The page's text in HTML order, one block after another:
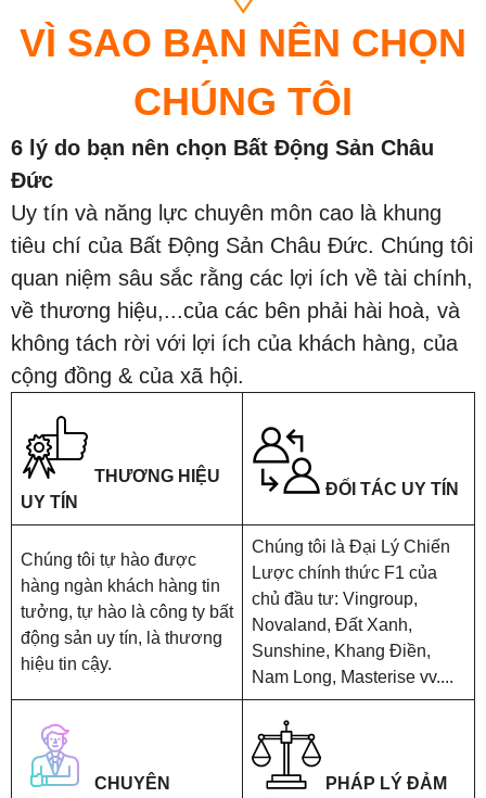
VÌ SAO BẠN NÊN CHỌN
CHÚNG TÔI
6 lý do bạn nên chọn Bất Động Sản Châu
Đức
Uy tín và năng lực chuyên môn cao là khung
tiêu chí của Bất Động Sản Châu Đức. Chúng tôi
quan niệm sâu sắc rằng các lợi ích về tài chính,
về thương hiệu,...của các bên phải hài hoà, và
không tách rời với lợi ích của khách hàng, của
cộng đồng & của xã hội.
THƯƠNG HIỆU
UY TÍN
ĐỐI TÁC UY TÍN
Chúng tôi tự hào được
hàng ngàn khách hàng tin
tưởng, tự hào là công ty bất
động sản uy tín, là thương
hiệu tin cậy.
Chúng tôi là Đại Lý Chiến
Lược chính thức F1 của
chủ đầu tư: Vingroup,
Novaland, Đất Xanh,
Sunshine, Khang Điền,
Nam Long, Masterise vv....
CHUYÊN
PHÁP LÝ ĐẢM